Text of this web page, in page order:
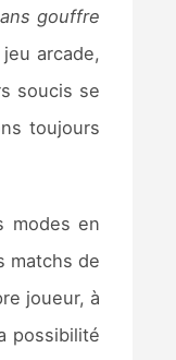
gouffre
arcade,
soucis se
toujours
modes en
matchs de
joueur, à
possibilité